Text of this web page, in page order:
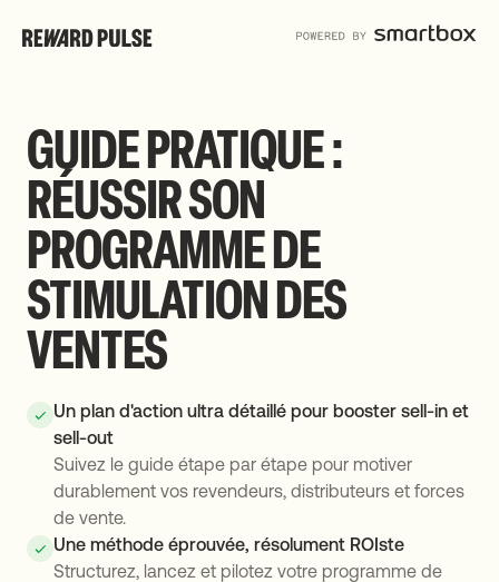
GUIDE PRATIQUE :
RÉUSSIR SON
PROGRAMME DE
STIMULATION DES
VENTES
Un plan d'action ultra détaillé pour booster sell-in et
sell-out
Suivez le guide étape par étape pour motiver
durablement vos revendeurs, distributeurs et forces
de vente.
Une méthode éprouvée, résolument ROIste
Structurez, lancez et pilotez votre programme de